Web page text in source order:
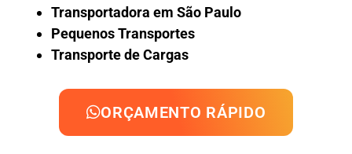
Transportadora em São Paulo
Pequenos Transportes
Transporte de Cargas
ORÇAMENTO RÁPIDO